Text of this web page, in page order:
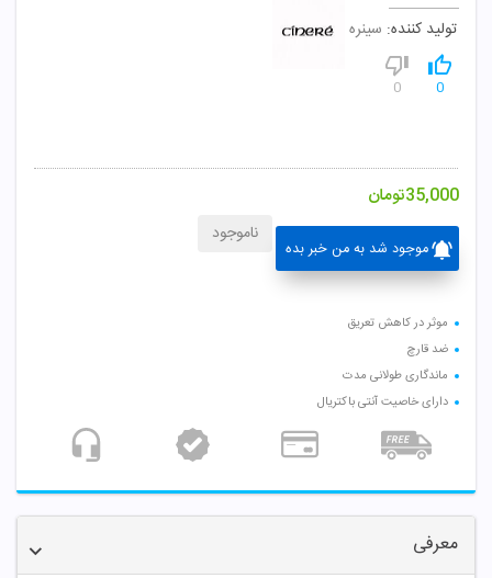
تولید کننده: سینره
0
0
35,000تومان
موجود شد به من خبر بده
ناموجود
موثر در کاهش تعریق
ضد قارچ
ماندگاری طولانی مدت
دارای خاصیت آنتی باکتریال
معرفی